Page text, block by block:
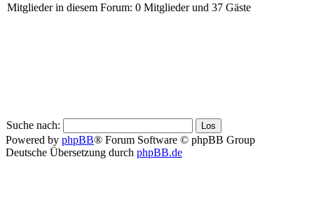
Mitglieder in diesem Forum: 0 Mitglieder und 37 Gäste
Suche nach:
Powered by phpBB® Forum Software © phpBB Group
Deutsche Übersetzung durch phpBB.de